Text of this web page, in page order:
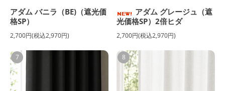
アダム バニラ（BE)（遮光価
格SP）
2,700円(税込2,970円)
アダム グレージュ（遮
光価格SP）2倍ヒダ
2,700円(税込2,970円)
7 8